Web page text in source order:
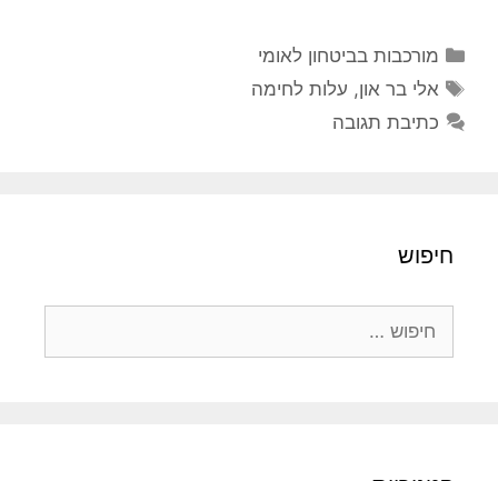
קטגוריות
מורכבות בביטחון לאומי
תגיות
אלי בר און, עלות לחימה
כתיבת תגובה
חיפוש